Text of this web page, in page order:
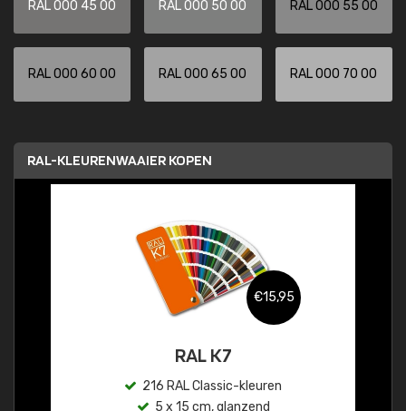
RAL 000 45 00 RAL 000 50 00 RAL 000 55 00
RAL 000 60 00 RAL 000 65 00 RAL 000 70 00
RAL-KLEURENWAAIER KOPEN
€15,95
RAL K7
216 RAL Classic-kleuren
5 x 15 cm, glanzend